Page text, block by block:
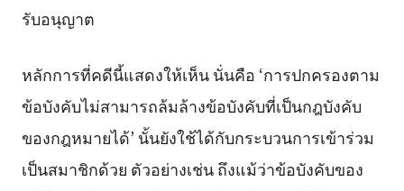
รับอนุญาต
หลักการที่คดีนี้แสดงให้เห็น นั่นคือ ‘การปกครองตาม
ข้อบังคับไม่สามารถล้มล้างข้อบังคับที่เป็นกฎบังคับ
ของกฎหมายได้’ นั้นยังใช้ได้กับกระบวนการเข้าร่วม
เป็นสมาชิกด้วย ตัวอย่างเช่น ถึงแม้ว่าข้อบังคับของ